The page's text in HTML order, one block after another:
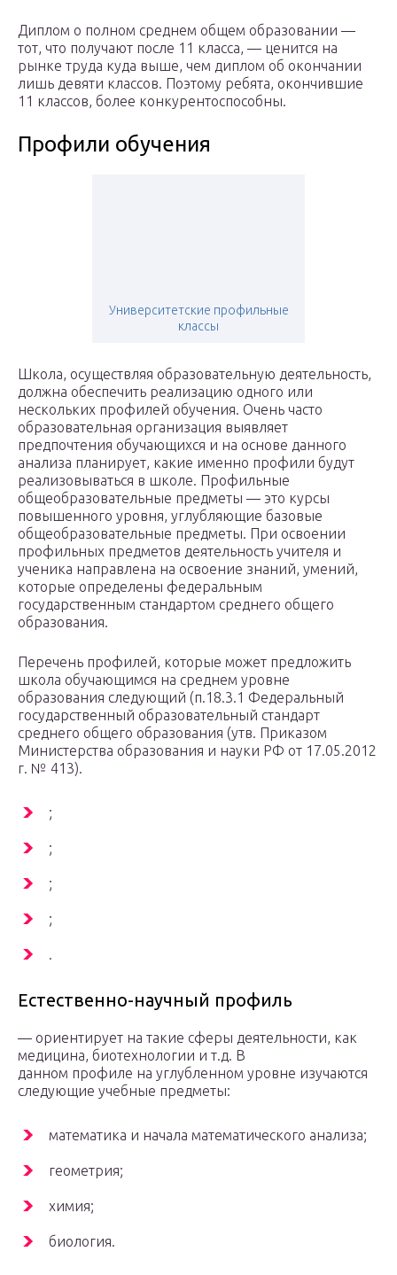
Диплом о полном среднем общем образовании —
тот, что получают после 11 класса, — ценится на
рынке труда куда выше, чем диплом об окончании
лишь девяти классов. Поэтому ребята, окончившие
11 классов, более конкурентоспособны.
Профили обучения
Университетские профильные
классы
Школа, осуществляя образовательную деятельность,
должна обеспечить реализацию одного или
нескольких профилей обучения. Очень часто
образовательная организация выявляет
предпочтения обучающихся и на основе данного
анализа планирует, какие именно профили будут
реализовываться в школе. Профильные
общеобразовательные предметы — это курсы
повышенного уровня, углубляющие базовые
общеобразовательные предметы. При освоении
профильных предметов деятельность учителя и
ученика направлена на освоение знаний, умений,
которые определены федеральным
государственным стандартом среднего общего
образования.
Перечень профилей, которые может предложить
школа обучающимся на среднем уровне
образования следующий (п.18.3.1 Федеральный
государственный образовательный стандарт
среднего общего образования (утв. Приказом
Министерства образования и науки РФ от 17.05.2012
г. № 413).
;
;
;
;
.
Естественно-научный профиль
— ориентирует на такие сферы деятельности, как
медицина, биотехнологии и т.д. В
данном профиле на углубленном уровне изучаются
следующие учебные предметы:
математика и начала математического анализа;
геометрия;
химия;
биология.